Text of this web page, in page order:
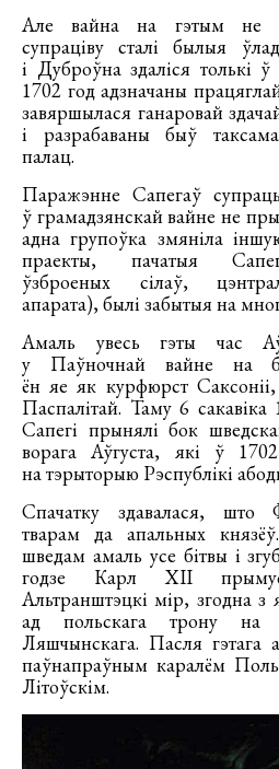
Але вайна на гэтым не
супраціву сталі былыя
і Дуброўна здаліся толькі
1702 год адзначаны
завяршылася ганаровай
і разрабаваны быў
палац.
Паражэнне Сапегаў
ў грамадзянскай вайне не
адна групоўка змяніла
праекты, пачатыя
ўзброеных сілаў,
апарата), былі забытыя на
Амаль увесь гэты час
у Паўночнай вайне на
ён яе як курфюрст
Паспалітай. Таму 6
Сапегі прынялі бок
ворага Аўгуста, які ў
на тэрыторыю Рэспублікі
Спачатку здавалася, што
тварам да апальных
шведам амаль усе бітвы і
годзе Карл XII
Альтранштэцкі мір, згодна з
ад польскага трону на
Ляшчынскага. Пасля гэтага
паўнапраўным каралём
Літоўскім.